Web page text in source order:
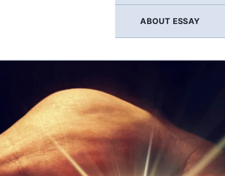
ABOUT ESSAY